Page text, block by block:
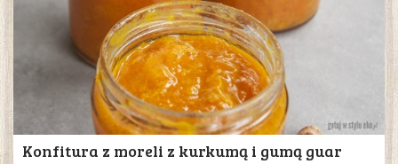
Konfitura z moreli z kurkumą i gumą guar